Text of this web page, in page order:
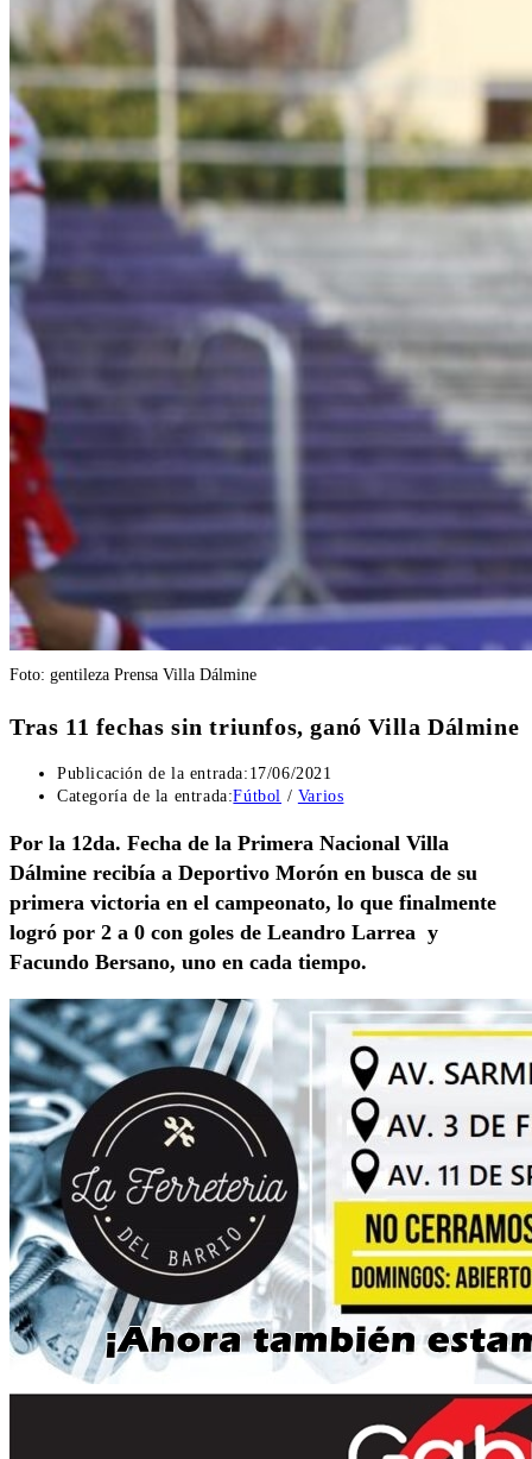
Foto: gentileza Prensa Villa Dálmine
Tras 11 fechas sin triunfos, ganó Villa Dálmine
Publicación de la entrada: 17/06/2021
Categoría de la entrada:Fútbol / Varios
Por la 12da. Fecha de la Primera Nacional Villa
Dálmine recibía a Deportivo Morón en busca de su
primera victoria en el campeonato, lo que finalmente
logró por 2 a 0 con goles de Leandro Larrea y
Facundo Bersano, uno en cada tiempo.